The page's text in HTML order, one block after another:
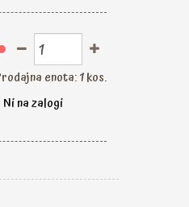
enota: 1 kos.
Ni na zalogi